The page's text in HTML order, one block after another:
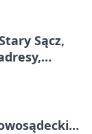
Sącz,
-